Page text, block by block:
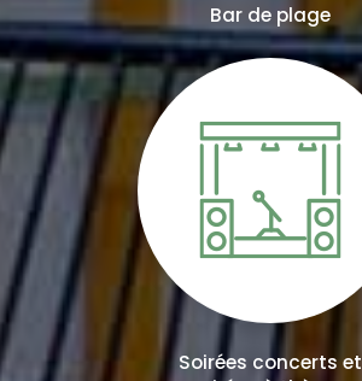
Bar de plage
Soirées concerts et